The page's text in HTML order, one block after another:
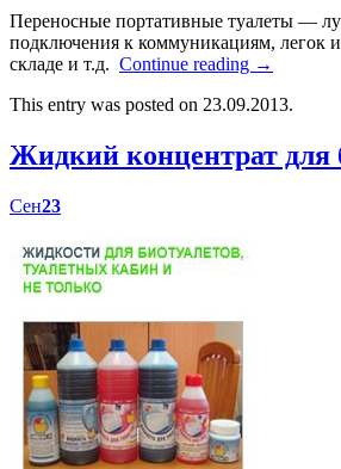
Переносные портативные туалеты —
подключения к коммуникациям, легок
складе и т.д. Continue reading →
This entry was posted on 23.09.2013.
Жидкий концентрат
Сен23